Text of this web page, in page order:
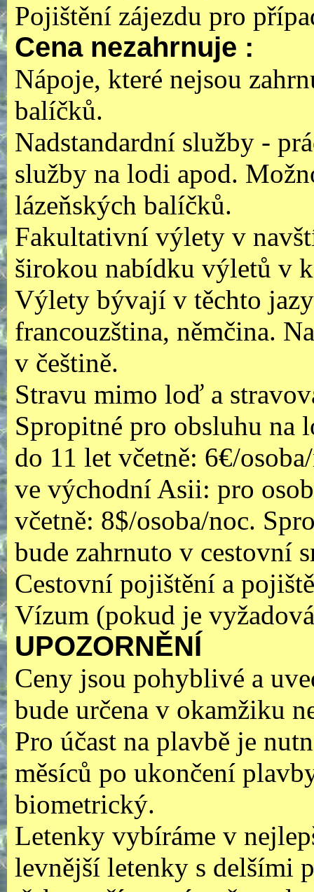
Pojištění zájezdu pro
Cena nezahrnuje :
Nápoje, které nejsou
balíčků.
Nadstandardní služby -
služby na lodi apod.
lázeňských balíčků.
Fakultativní výlety v
širokou nabídku výletů v
Výlety bývají v těchto
francouzština, němčina.
v češtině.
Stravu mimo loď a
Spropitné pro obsluhu na
do 11 let včetně: 6€/
ve východní Asii: pro
včetně: 8$/osoba/noc.
bude zahrnuto v cestovní
Cestovní pojištění a
Vízum (pokud je
UPOZORNĚNÍ
Ceny jsou pohyblivé a
bude určena v okamžiku
Pro účast na plavbě je
měsíců po ukončení
biometrický.
Letenky vybíráme v
levnější letenky s delšími